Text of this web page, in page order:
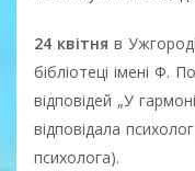
24 квітня в
бібліотеці імені Ф.
відповідей „У
відповідала
психолога).